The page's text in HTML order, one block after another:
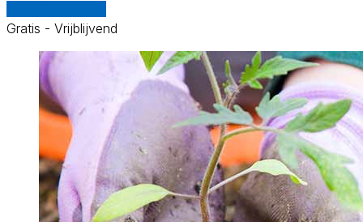
Gratis - Vrijblijvend